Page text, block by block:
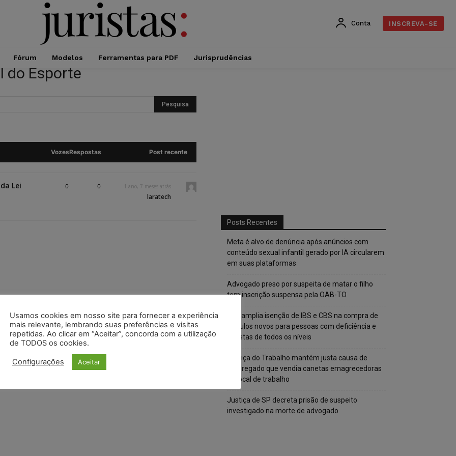
Conta INSCREVA-SE
Fórum Modelos Ferramentas para PDF Jurisprudências
do Esporte
VozesRespostas Post recente
Lei
0 0 1 ano, 7 meses atrás
laratech
Posts Recentes
Meta é alvo de denúncia após anúncios com
conteúdo sexual infantil gerado por IA circularem
em suas plataformas
Advogado preso por suspeita de matar o filho
tem inscrição suspensa pela OAB-TO
STF amplia isenção de IBS e CBS na compra de
veículos novos para pessoas com deficiência e
autistas de todos os níveis
Justiça do Trabalho mantém justa causa de
empregado que vendia canetas emagrecedoras
no local de trabalho
Justiça de SP decreta prisão de suspeito
investigado na morte de advogado
Usamos cookies em nosso site para fornecer a experiência
mais relevante, lembrando suas preferências e visitas
repetidas. Ao clicar em “Aceitar”, concorda com a utilização
de TODOS os cookies.
Configurações Aceitar